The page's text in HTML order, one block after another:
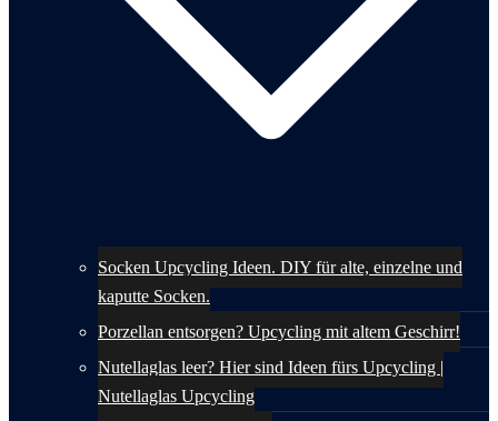
Socken Upcycling Ideen. DIY für alte, einzelne und
kaputte Socken.
Porzellan entsorgen? Upcycling mit altem Geschirr!
Nutellaglas leer? Hier sind Ideen fürs Upcycling |
Nutellaglas Upcycling